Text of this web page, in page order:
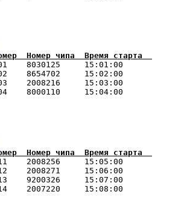
8030125     15:01:00
8654702     15:02:00
2008216     15:03:00
311    2008256     15:05:00
2008271     15:06:00
9200326     15:07:00